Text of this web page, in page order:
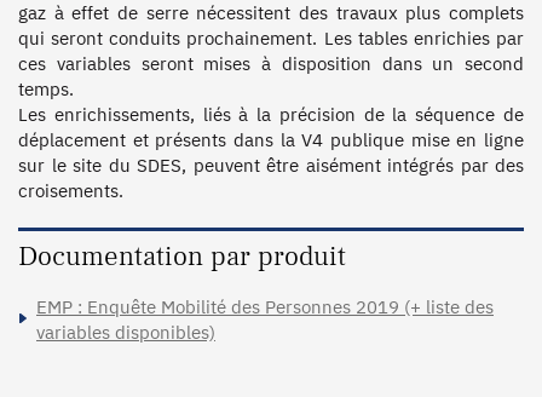
gaz à effet de serre nécessitent des travaux plus complets
qui seront conduits prochainement. Les tables enrichies par
ces variables seront mises à disposition dans un second
temps.
Les enrichissements, liés à la précision de la séquence de
déplacement et présents dans la V4 publique mise en ligne
sur le site du SDES, peuvent être aisément intégrés par des
croisements.
Documentation par produit
EMP : Enquête Mobilité des Personnes 2019 (+ liste des
variables disponibles)